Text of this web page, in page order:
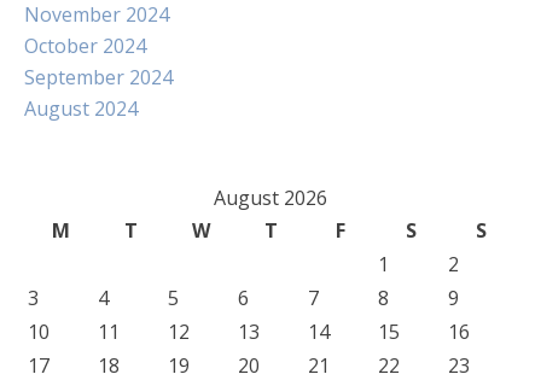
November 2024
October 2024
September 2024
August 2024
August 2026
M
T W T F S
S
1
2
3
4 5 6 7 8
9
10
11 12 13 14 15
16
17
18 19 20 21 22
23